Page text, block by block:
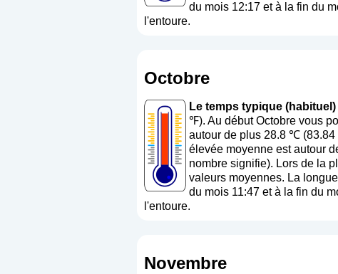
du mois 12:17 et à la fin du
l'entoure.
Octobre
Le temps typique
℉). Au début Octobre vous
autour de plus 28.8 ℃ (83.84
élevée moyenne est autour
nombre signifie). Lors de la
valeurs moyennes. La
du mois 11:47 et à la fin du
l'entoure.
Novembre